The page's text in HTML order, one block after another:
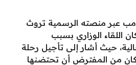
عبر منصته الرسمية تروث
اللقاء الوزاري بسبب
حيث أشار إلى تأجيل رحلة
كان من المفترض أن تحتضنها